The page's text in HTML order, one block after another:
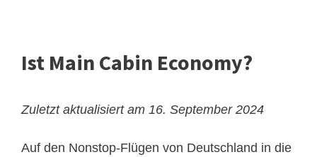
Ist Main Cabin Economy?
Zuletzt aktualisiert am 16. September 2024
Auf den Nonstop-Flügen von Deutschland in die